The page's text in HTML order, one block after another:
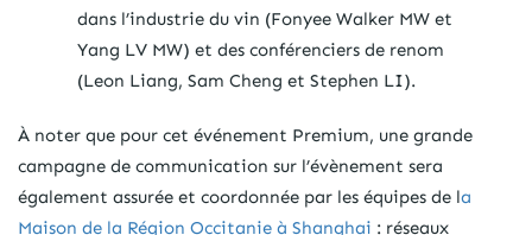
dans l’industrie du vin (Fonyee Walker MW et
Yang LV MW) et des conférenciers de renom
(Leon Liang, Sam Cheng et Stephen LI).
À noter que pour cet événement Premium, une grande
campagne de communication sur l’évènement sera
également assurée et coordonnée par les équipes de la
Maison de la Région Occitanie à Shanghai : réseaux